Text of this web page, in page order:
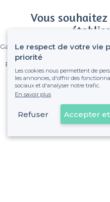
Vous
Gagnez de nombreux clients
Pas de commissions et sans
fixe sans risque de
Référencer
Le respect de votre vie
priorité
Les cookies nous permettent de
les annonces, d'offrir des
sociaux et d'analyser notre trafic.
En savoir plus
Refuser Accepter